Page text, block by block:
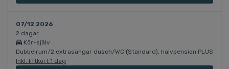
07/12 2026
2 dagar
Kör-själv
Dubbelrum/2 extrasängar dusch/WC (Standard), halvpension PLUS
Inkl. liftkort 1 dag